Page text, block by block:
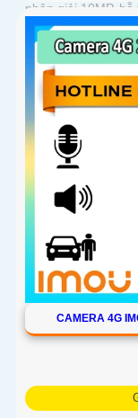
phân giải 10MP,
chiều, chế độ ánh
hiện chuyển
lưu trữ tối đa thẻ
CAMERA 4G